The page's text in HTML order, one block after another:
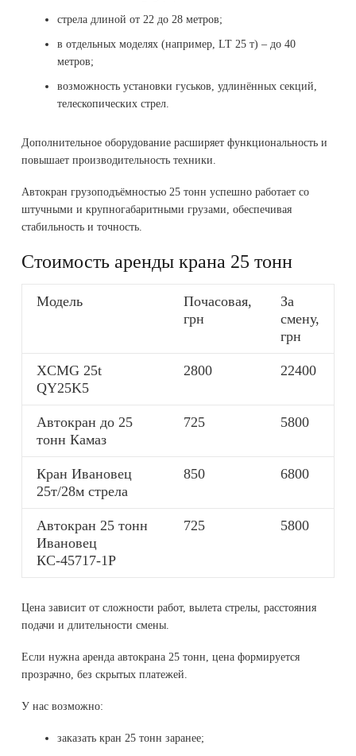
стрела длиной от 22 до 28 метров;
в отдельных моделях (например, LT 25 т) – до 40
метров;
возможность установки гуськов, удлинённых секций,
телескопических стрел.
Дополнительное оборудование расширяет функциональность и
повышает производительность техники.
Автокран грузоподъёмностью 25 тонн успешно работает со
штучными и крупногабаритными грузами, обеспечивая
стабильность и точность.
Стоимость аренды крана 25 тонн
Модель
Почасовая,
грн
За
смену,
грн
XCMG 25t
QY25K5
2800 22400
Автокран до 25
тонн Камаз
725 5800
Кран Ивановец
25т/28м стрела
850 6800
Автокран 25 тонн
Ивановец
КС-45717-1Р
725 5800
Цена зависит от сложности работ, вылета стрелы, расстояния
подачи и длительности смены.
Если нужна аренда автокрана 25 тонн, цена формируется
прозрачно, без скрытых платежей.
У нас возможно:
заказать кран 25 тонн заранее;